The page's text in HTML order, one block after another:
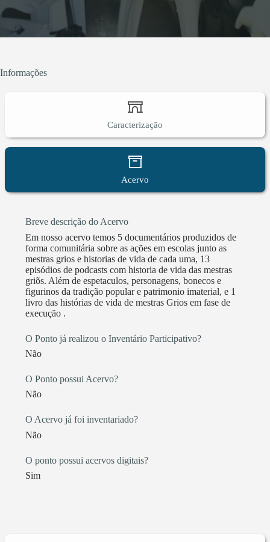
tradições brasileiras e do DF, criando e fortalecendo
espaços de partilha, ação em rede, num fluxo entre
centros e periferias, refletindo e (re)desenhando essas
Informações
Caracterização
Acervo
Breve descrição do Acervo
Em nosso acervo temos 5 documentários produzidos de
forma comunitária sobre as ações em escolas junto as
mestras grios e historias de vida de cada uma, 13
episódios de podcasts com historia de vida das mestras
griõs. Além de espetaculos, personagens, bonecos e
figurinos da tradição popular e patrimonio imaterial, e 1
livro das histórias de vida de mestras Grios em fase de
execução .
O Ponto já realizou o Inventário Participativo?
Não
O Ponto possui Acervo?
Não
O Acervo já foi inventariado?
Não
O ponto possui acervos digitais?
Sim